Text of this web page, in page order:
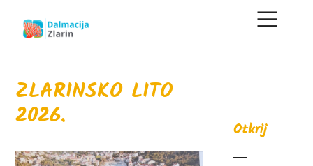
ZLARINSKO LITO
2026. Otkrij